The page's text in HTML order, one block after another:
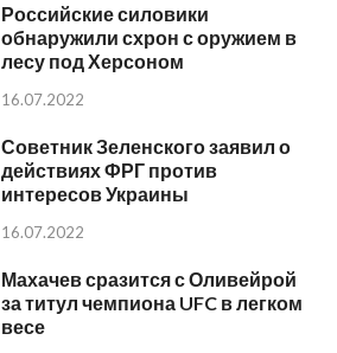
Российские силовики
обнаружили схрон с оружием в
лесу под Херсоном
16.07.2022
Советник Зеленского заявил о
действиях ФРГ против
интересов Украины
16.07.2022
Махачев сразится с Оливейрой
за титул чемпиона UFC в легком
весе